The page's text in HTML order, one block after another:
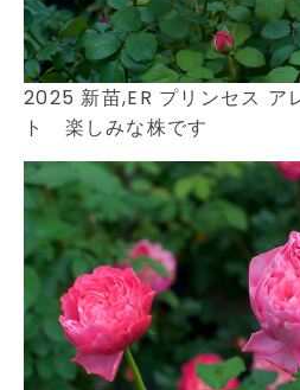
2025 新苗,ER プリンセス ア
ト 楽しみな株です